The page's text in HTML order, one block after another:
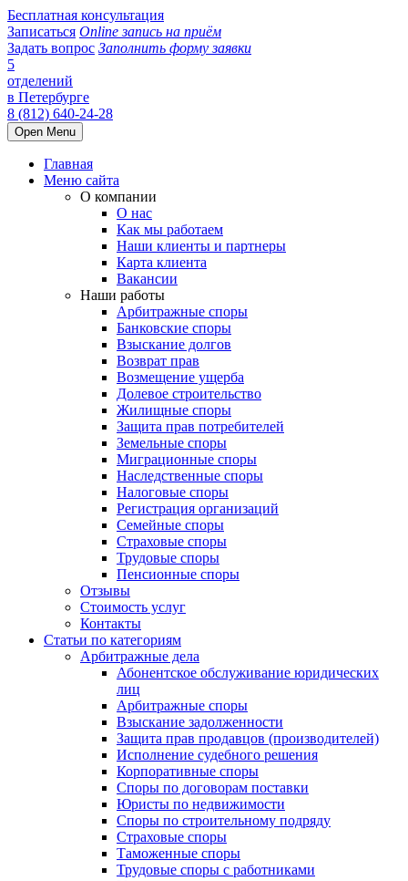
Бесплатная консультация
Записаться Online запись на приём
Задать вопрос Заполнить форму заявки
5
отделений
в Петербурге
8 (812) 640-24-28
Open Menu
Главная
Меню сайта
О компании
О нас
Как мы работаем
Наши клиенты и партнеры
Карта клиента
Вакансии
Наши работы
Арбитражные споры
Банковские споры
Взыскание долгов
Возврат прав
Возмещение ущерба
Долевое строительство
Жилищные споры
Защита прав потребителей
Земельные споры
Миграционные споры
Наследственные споры
Налоговые споры
Регистрация организаций
Семейные споры
Страховые споры
Трудовые споры
Пенсионные споры
Отзывы
Стоимость услуг
Контакты
Статьи по категориям
Арбитражные дела
Абонентское обслуживание юридических
лиц
Арбитражные споры
Взыскание задолженности
Защита прав продавцов (производителей)
Исполнение судебного решения
Корпоративные споры
Споры по договорам поставки
Юристы по недвижимости
Споры по строительному подряду
Страховые споры
Таможенные споры
Трудовые споры с работниками